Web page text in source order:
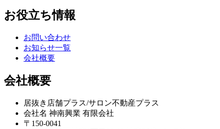
お役立ち情報
お問い合わせ
お知らせ一覧
会社概要
会社概要
居抜き店舗プラス/サロン不動産プラス
会社名 神南興業 有限会社
〒150-0041